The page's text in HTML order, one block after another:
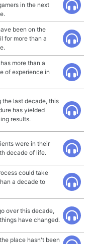
in the next
been on the
for more than a
more than a
of experience in
the last decade, this
has yielded
results.
were in their
decade of life.
could take
a decade to
over this decade,
have changed.
place hasn't been